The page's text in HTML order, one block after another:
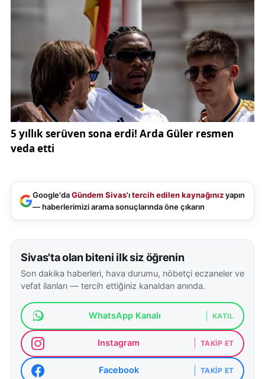
Google'daGündem Sivas'ıtercih edilen kaynağınızyapın
— haberlerimizi arama sonuçlarında öne çıkarın
Sivas'ta olan biteni ilk siz öğrenin
Son dakika haberleri, hava durumu, nöbetçi eczaneler ve
vefat ilanları — tercih ettiğiniz kanaldan anında.
WhatsApp Kanalı KATIL
Instagram TAKIP ET
Facebook TAKIP ET